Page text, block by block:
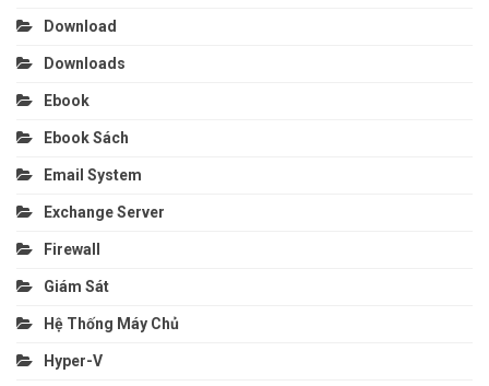
Download
Downloads
Ebook
Ebook Sách
Email System
Exchange Server
Firewall
Giám Sát
Hệ Thống Máy Chủ
Hyper-V